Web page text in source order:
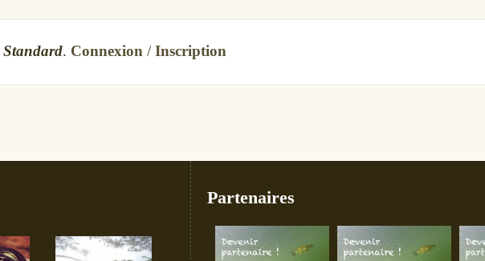
Standard. Connexion /Inscription
Partenaires